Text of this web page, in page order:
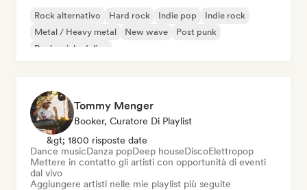
Rock alternativo Hard rock Indie pop
Indie rock
Metal / Heavy metal
New wave
Post punk
Rock psichedelico
Tommy Menger
Booker, Curatore Di Playlist
&gt; 1800 risposte date
Dance musicDanza popDeep houseDiscoElettropop
Mettere in contatto gli artisti con opportunità di eventi
dal vivo
Aggiungere artisti nelle mie playlist più seguite